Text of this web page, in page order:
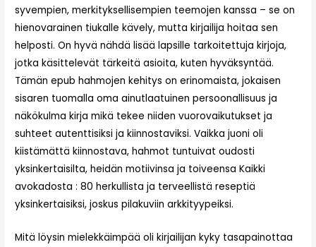
syvempien, merkityksellisempien teemojen kanssa – se on
hienovarainen tiukalle kävely, mutta kirjailija hoitaa sen
helposti. On hyvä nähdä lisää lapsille tarkoitettuja kirjoja,
jotka käsittelevät tärkeitä asioita, kuten hyväksyntää.
Tämän epub hahmojen kehitys on erinomaista, jokaisen
sisaren tuomalla oma ainutlaatuinen persoonallisuus ja
näkökulma kirja mikä tekee niiden vuorovaikutukset ja
suhteet autenttisiksi ja kiinnostaviksi. Vaikka juoni oli
kiistämättä kiinnostava, hahmot tuntuivat oudosti
yksinkertaisilta, heidän motiivinsa ja toiveensa Kaikki
avokadosta : 80 herkullista ja terveellistä reseptiä
yksinkertaisiksi, joskus pilakuviin arkkityypeiksi.
Mitä löysin mielekkäimpää oli kirjailijan kyky tasapainottaa